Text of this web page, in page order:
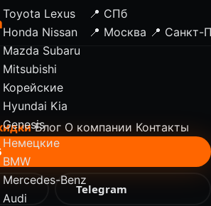
Toyota Lexus
Honda Nissan
Mazda Subaru
Mitsubishi
Корейские
Hyundai Kia
Genesis
Немецкие
BMW
Mercedes-Benz
Audi
📍 СПб
📍 Москва 📍 Санкт-
Блог О компании Контакты
Telegram